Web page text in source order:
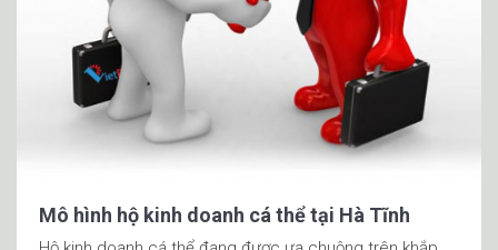
Mô hình hộ kinh doanh cá thể tại Hà Tĩnh